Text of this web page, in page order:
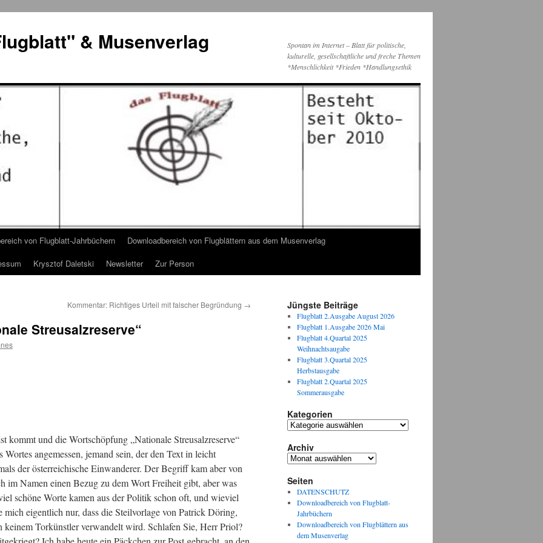
& Musenverlag
Spontan im Internet – Blatt für politische,
kulturelle, gesellschaftliche und freche Themen
*Menschlichkeit *Frieden *Handlungsethik
von Flugblatt-Jahrbüchern
Downloadbereich von Flugblättern aus dem Musenverlag
Krysztof Daletski Newsletter Zur Person
Kommentar: Richtiges Urteil mit falscher Begründung →
Streusalzreserve“
kommt und die Wortschöpfung „Nationale Streusalzreserve“
angemessen, jemand sein, der den Text in leicht
der österreichische Einwanderer. Der Begriff kam aber von
im Namen einen Bezug zu dem Wort Freiheit gibt, aber was
schöne Worte kamen aus der Politik schon oft, und wieviel
mich eigentlich nur, dass die Steilvorlage von Patrick Döring,
keinem Torkünstler verwandelt wird. Schlafen Sie, Herr Priol?
Jüngste Beiträge
Flugblatt 2.Ausgabe August 2026
Flugblatt 1.Ausgabe 2026 Mai
Flugblatt 4.Quartal 2025
Weihnachtsaugabe
Flugblatt 3.Quartal 2025
Herbstausgabe
Flugblatt 2.Quartal 2025
Sommerausgabe
Kategorien
Kategorien
Archiv
Archiv
Seiten
DATENSCHUTZ
Downloadbereich von Flugblatt-
Jahrbüchern
Downloadbereich von Flugblättern aus
dem Musenverlag